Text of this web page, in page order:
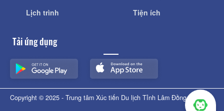
Lịch trình
Tiện ích
Tải ứng dụng
Copyright © 2025 - Trung tâm Xúc tiến Du lịch Tỉnh Lâm Đồng